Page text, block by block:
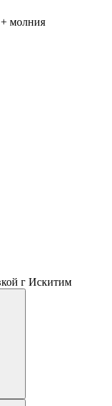
молния
г Искитим